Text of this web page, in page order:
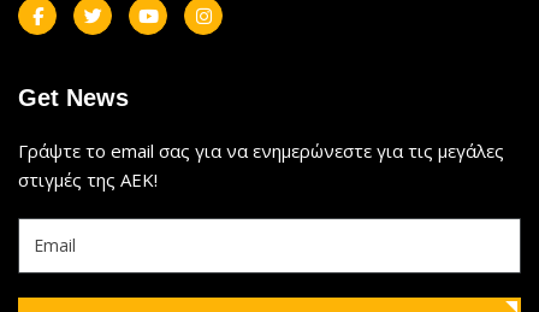
Get News
Γράψτε το email σας για να ενημερώνεστε για τις μεγάλες
στιγμές της ΑΕΚ!